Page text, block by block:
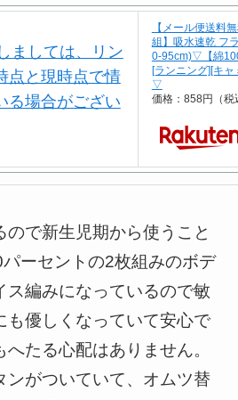
【メール便送料
組】吸水速乾 フ
0-95cm)▽【綿
[ランニング][キ
▽
価格：858円（
で新生児期から使うこと
ーセントの2枚組みのボデ
ス編みになっているので敏
も優しくなっていて安心で
たる心配はありません。
ンがついていて、オムツ替